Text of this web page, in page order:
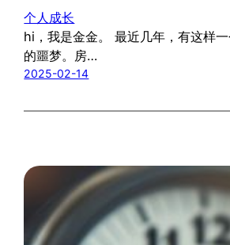
个人成长
hi，我是金金。 最近几年，有这样
的噩梦。房…
2025-02-14